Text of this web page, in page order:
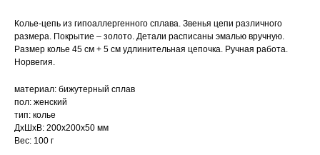
Колье-цепь из гипоаллергенного сплава. Звенья цепи различного
размера. Покрытие – золото. Детали расписаны эмалью вручную.
Размер колье 45 см + 5 см удлинительная цепочка. Ручная работа.
Норвегия.
материал: бижутерный сплав
пол: женский
тип: колье
ДxШxВ: 200x200x50 мм
Вес: 100 г